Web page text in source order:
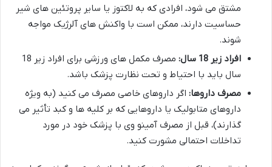
مشتق می شود، افرادی که به لاکتوز یا سایر پروتئین های شیر
حساسیت دارند، ممکن است با واکنش های آلرژیک مواجه
شوند.
افراد زیر 18 سال:
مصرف مکمل های ورزشی برای افراد زیر 18
سال باید با احتیاط و تحت نظارت پزشک باشد.
مصرف داروها: اگر داروهای خاصی مصرف می کنید (به ویژه
داروهای متابولیک یا داروهایی که بر کلیه ها و کبد تأثیر می
گذارند)، قبل از مصرف آمینو وی با پزشک خود در مورد
تداخلات احتمالی مشورت کنید.